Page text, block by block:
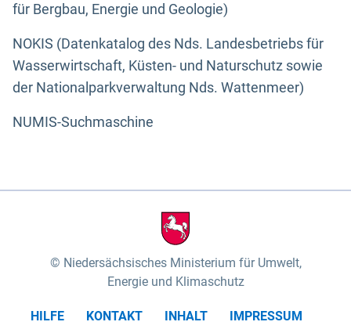
für Bergbau, Energie und Geologie)
NOKIS (Datenkatalog des Nds. Landesbetriebs für
Wasserwirtschaft, Küsten- und Naturschutz sowie
der Nationalparkverwaltung Nds. Wattenmeer)
NUMIS-Suchmaschine
Niedersächsisches Ministerium für Umwelt,
Energie und Klimaschutz
HILFE KONTAKT INHALT
IMPRESSUM